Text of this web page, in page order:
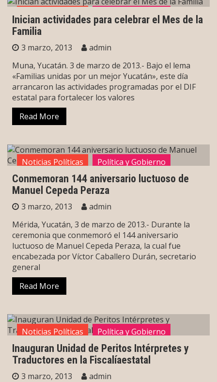
Noticias Políticas
Política y Gobierno
Sin categoría
Inician actividades para celebrar el Mes de la
Familia
3 marzo, 2013
admin
Muna, Yucatán. 3 de marzo de 2013.- Bajo el lema
«Familias unidas por un mejor Yucatán», este día
arrancaron las actividades programadas por el DIF
estatal para fortalecer los valores
Read More
Noticias Políticas
Política y Gobierno
Sin categoría
Conmemoran 144 aniversario luctuoso de
Manuel Cepeda Peraza
3 marzo, 2013
admin
Mérida, Yucatán, 3 de marzo de 2013.- Durante la
ceremonia que conmemoró el 144 aniversario
luctuoso de Manuel Cepeda Peraza, la cual fue
encabezada por Víctor Caballero Durán, secretario
general
Read More
Noticias Políticas
Política y Gobierno
Sin categoría
Inauguran Unidad de Peritos Intérpretes y
Traductores en la Fiscalíaestatal
3 marzo, 2013
admin